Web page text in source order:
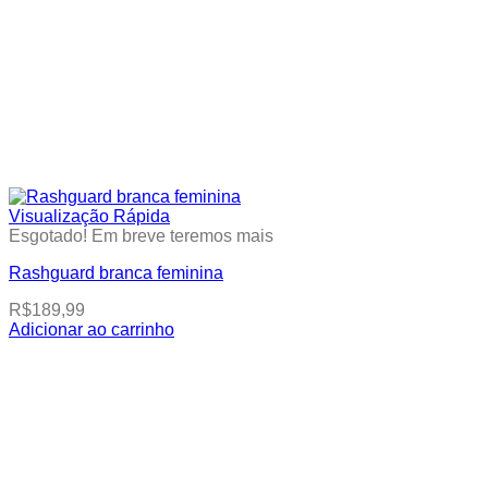
Visualização Rápida
Esgotado! Em breve teremos mais
Rashguard branca feminina
R$189,99
Adicionar ao carrinho